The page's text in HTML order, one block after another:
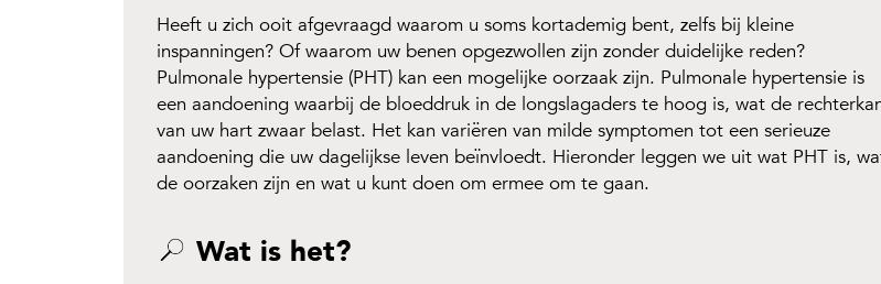
Heeft u zich ooit afgevraagd waarom u soms kortademig bent, zelfs bij kleine
inspanningen? Of waarom uw benen opgezwollen zijn zonder duidelijke reden?
Pulmonale hypertensie (PHT) kan een mogelijke oorzaak zijn. Pulmonale hypertensie is
een aandoening waarbij de bloeddruk in de longslagaders te hoog is, wat de
van uw hart zwaar belast. Het kan variëren van milde symptomen tot een serieuze
aandoening die uw dagelijkse leven beïnvloedt. Hieronder leggen we uit wat PHT is,
de oorzaken zijn en wat u kunt doen om ermee om te gaan.
Wat is het?